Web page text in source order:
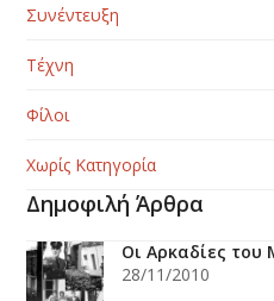
Συνέντευξη
Τέχνη
Φίλοι
Χωρίς Κατηγορία
Δημοφιλή Άρθρα
Οι Αρκαδίες
28/11/2010